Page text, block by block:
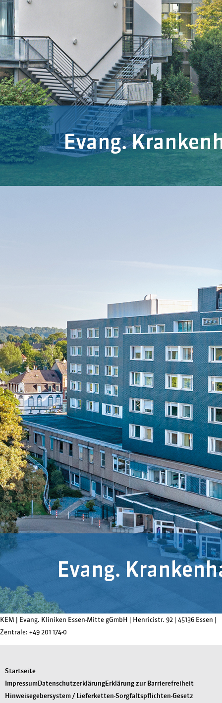
KEM | Evang. Kliniken Essen-Mitte gGmbH | Henricistr. 92 | 45136 Essen |
Zentrale: +49 201 174-0
Startseite
ImpressumDatenschutzerklärungErklärung zur Barrierefreiheit
Hinweisegebersystem / Lieferketten-Sorgfaltspflichten-Gesetz